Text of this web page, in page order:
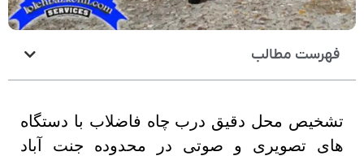
فهرست مطالب
تشخیص محل دقیق درب چاه فاضلاب با دستگاه
های تصویری و صوتی در محدوده جنت آباد